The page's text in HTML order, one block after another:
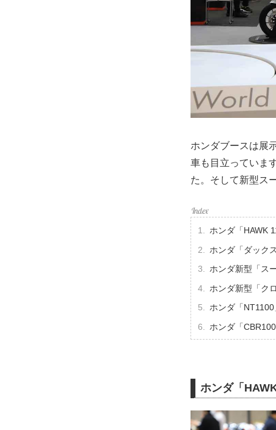
ホンダブースは展
車も目立っていま
た。そして新型ス
ホンダ「HAWK
ホンダ「ダック
ホンダ新型「ス
ホンダ新型「ク
ホンダ「NT1100
ホンダ「
ホンダ「